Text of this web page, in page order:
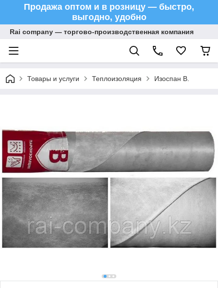
Продажа оптом и в розницу — быстро,
выгодно, удобно
Rai company — торгово-производственная компания
Товары и услуги Теплоизоляция Изоспан В.